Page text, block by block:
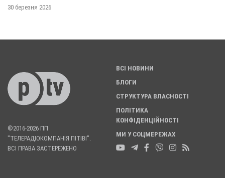
30 березня 2026
©2016-2026 ПП
"ТЕЛЕРАДІОКОМПАНІЯ ПІТІВІ".
ВСІ ПРАВА ЗАСТЕРЕЖЕНО
ВСІ НОВИНИ
БЛОГИ
СТРУКТУРА ВЛАСНОСТІ
ПОЛІТИКА
КОНФІДЕНЦІЙНОСТІ
МИ У СОЦМЕРЕЖАХ